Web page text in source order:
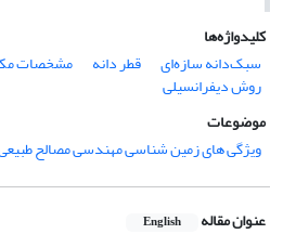
کلیدواژه‌ها
سبک‌دانه سازه‌ای
قطر دانه مشخصات
روش دیفرانسیلی
موضوعات
ویژگی های زمین شناسی مهندسی مصالح
عنوان مقاله English